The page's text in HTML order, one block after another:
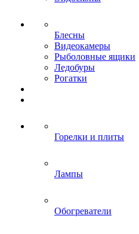
Блесны
Видеокамеры
Рыболовные ящики
Ледобуры
Рогатки
Горелки и плиты
Лампы
Обогреватели